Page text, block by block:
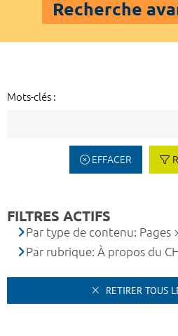
Recherche
Mots-clés :
EFFACER
FILTRES ACTIFS
Par type de contenu: Pages
Par rubrique: À propos du
RETIRER TOUS